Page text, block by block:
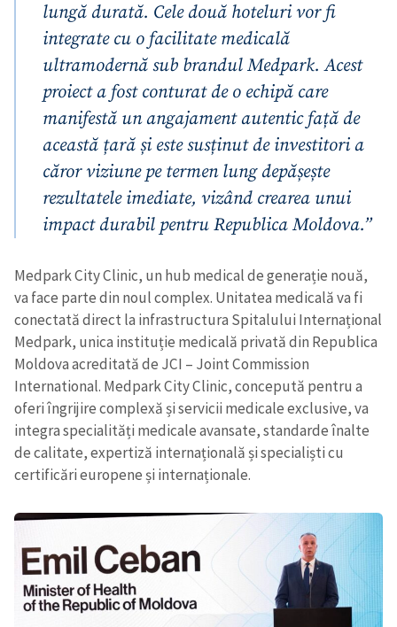
lungă durată. Cele două hoteluri vor fi
integrate cu o facilitate medicală
ultramodernă sub brandul Medpark. Acest
proiect a fost conturat de o echipă care
manifestă un angajament autentic față de
această țară și este susținut de investitori a
căror viziune pe termen lung depășește
rezultatele imediate, vizând crearea unui
impact durabil pentru Republica Moldova.”
Medpark City Clinic, un hub medical de generație nouă,
va face parte din noul complex. Unitatea medicală va fi
conectată direct la infrastructura Spitalului Internațional
Medpark, unica instituție medicală privată din Republica
Moldova acreditată de JCI – Joint Commission
International. Medpark City Clinic, concepută pentru a
oferi îngrijire complexă și servicii medicale exclusive, va
integra specialități medicale avansate, standarde înalte
de calitate, expertiză internațională și specialiști cu
certificări europene și internaționale.